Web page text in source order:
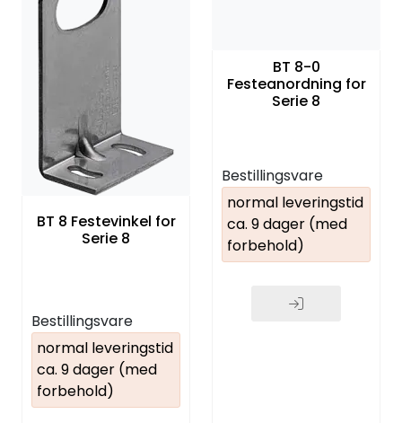
BT 8 Festevinkel for
Serie 8
Bestillingsvare
normal leveringstid
ca. 9 dager (med
forbehold)
BT 8-0
Festeanordning for
Serie 8
Bestillingsvare
normal leveringstid
ca. 9 dager (med
forbehold)